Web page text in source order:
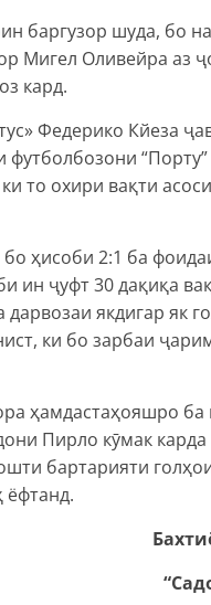
баргузор шуда, бо
Мигел Оливейра аз
кард.
Федерико Кйеза
“Порту”
то охири вақти
ҳисоби 2:1 ба
ин ҷуфт 30 дақиқа
якдигар як
ки бо зарбаи
ҳамдастаҳояшро
Пирло кӯмак карда
бартарияти
ёфтанд.